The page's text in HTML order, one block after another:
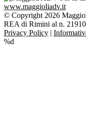
www.maggioliadv.it
© Copyright 2026
REA di Rimini al n.
Privacy Policy |
%d